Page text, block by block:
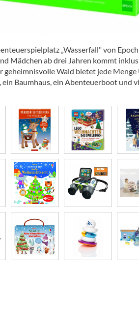
„Wasserfall" von
Mädchen ab drei Jahren kommt
Wald bietet jede Menge
Baumhaus, ein Abenteuerboot und